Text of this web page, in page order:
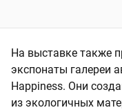
На выставке также
экспонаты галереи
Happiness. Они
из экологичных